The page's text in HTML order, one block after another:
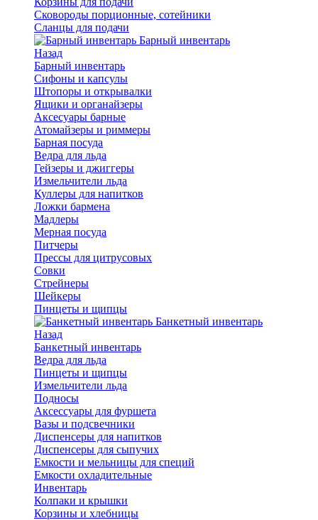
Сковороды порционные, сотейники
Сланцы для подачи
Барный инвентарь
Назад
Барный инвентарь
Сифоны и капсулы
Штопоры и открывалки
Ящики и органайзеры
Аксесуары барные
Атомайзеры и риммеры
Барная посуда
Ведра для льда
Гейзеры и джиггеры
Измельчители льда
Куллеры для напитков
Ложки бармена
Мадлеры
Мерная посуда
Питчеры
Прессы для цитрусовых
Совки
Стрейнеры
Шейкеры
Пинцеты и щипцы
Банкетный инвентарь
Назад
Банкетный инвентарь
Ведра для льда
Пинцеты и щипцы
Измельчители льда
Подносы
Аксессуары для фуршета
Вазы и подсвечники
Диспенсеры для напитков
Диспенсеры для сыпучих
Емкости и мельницы для специй
Емкости охладительные
Инвентарь
Колпаки и крышки
Корзины и хлебницы